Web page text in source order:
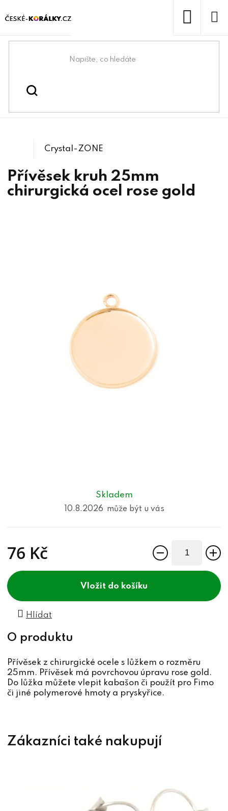
na
Domů
Bižuterní komponenty
chirurgické oceli /
Skladem
10.8.2026
76 Kč
do košíku
Hlídat
Přívěsek kruh 25mm
chirurgická ocel rose gold
Crystal-ZONE
Přívěsek z chirurgické ocele s lůžkem o rozměru
25mm. Přívěsek má povrchovou úpravu rose gold.
Do lůžka můžete vlepit kabašon či použít pro Fimo
či jiné polymerové hmoty a pryskyřice.